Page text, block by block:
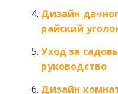
Дизайн
райский
Уход за
руководство
Дизайн